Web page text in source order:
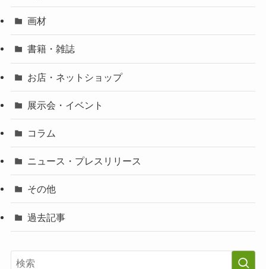
画材
書籍・雑誌
お店・ネットショップ
展示会・イベント
コラム
ニュース・プレスリリース
その他
過去記事